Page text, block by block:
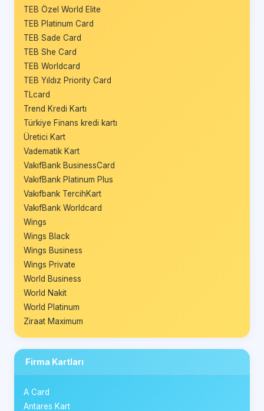
TEB Özel World Elite
TEB Platinum Card
TEB Sade Card
TEB She Card
TEB Worldcard
TEB Yıldız Priority Card
TLcard
Trend Kredi Kartı
Türkiye Finans kredi kartı
Üretici Kart
Vadematik Kart
VakıfBank BusinessCard
VakıfBank Platinum Plus
Vakıfbank TercihKart
VakıfBank Worldcard
Wings
Wings Black
Wings Business
Wings Private
World Business
World Nakit
World Platinum
Ziraat Maximum
Firma Kartları
A Card
Antares Kart